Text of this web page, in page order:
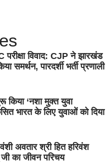
विवाद: CJP ने झारखंड
समर्थन, पारदर्शी भर्ती प्रणाली
किया ‘नशा मुक्त युवा
भारत के लिए युवाओं को दिया
वंशी अवतार श्री हित हरिवंश
का जीवन परिचय